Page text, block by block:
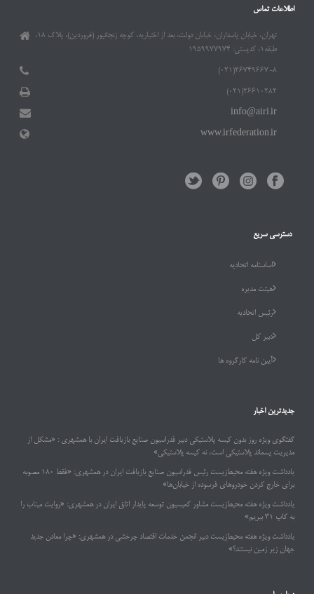
اطلاعات تماس
تهران، خیابان پاسداران، خیابان دولت، بعد از اختیاریه، کوچه زنجانپور (فروردین)، پلاک ۱۸،
طبقه۱، کدپستی: ۱۹۵۹۹۷۷۹۷۴
۲۶۷۴۹۶۶۷-۸(۰۲۱)
۲۶۶۱۰۲۸۲(۰۲۱)
info@airi.ir
www.irfederation.ir
دسترسی سریع
اساسنامه اتحادیه
هیئت مدیره
رئیس اتحادیه
دبیر کل
آیین نامه کارگروه ها
جدیدترین اخبار
گفتگوی ویژه روز بدون کیسه پلاستیکی دبیر فدراسیون صنایع بازیافت ایران با همشهری : «مشکل از
مدیریت پسماند پلاستیکی است، نه کیسه پلاستیکی»
یادداشت ویژه هفته محیط‌زیست رئیس فدراسیون صنایع بازیافت ایران در همشهری: «فقط ۱۸۰ مصوبه
برای خارج کردن خودروهای فرسوده از خیابان‌ها»
یادداشت ویژه هفته محیط‌زیست مشاور کمیسیون توسعه پایدار اتاق ایران در همشهری: «روایت میناب را
به کاپ ۳۱ ببریم»
یادداشت ویژه هفته محیط‌زیست دبیر انجمن خدمات اقتصاد چرخشی در همشهری: «چرا معادن جدید
جهان زیر زمین نیستند؟»